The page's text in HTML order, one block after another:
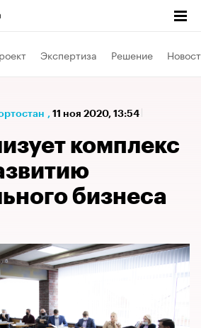
Экспертиза Решение
, 11 ноя 2020, 13:54
комплекс
бизнеса